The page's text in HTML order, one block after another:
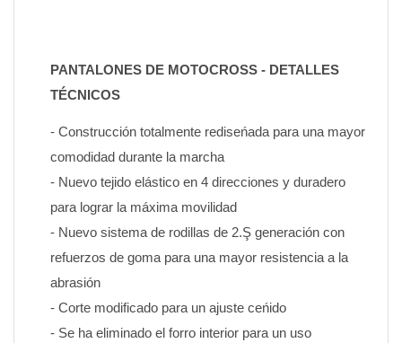
PANTALONES DE MOTOCROSS - DETALLES
TÉCNICOS
- Construcción totalmente rediseńada para una mayor
comodidad durante la marcha
- Nuevo tejido elástico en 4 direcciones y duradero
para lograr la máxima movilidad
- Nuevo sistema de rodillas de 2.Ş generación con
refuerzos de goma para una mayor resistencia a la
abrasión
- Corte modificado para un ajuste ceńido
- Se ha eliminado el forro interior para un uso